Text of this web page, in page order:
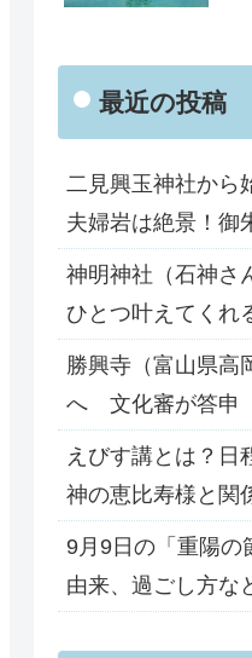
最近の投稿
二見興玉神社から
夫婦岩は絶景！御
神明神社（石神さ
ひとつ叶えてくれ
勝興寺（富山県高
へ 文化審が答申
えびす講とは？日
神の恵比寿様と関
9月9日の「重陽の
由来、過ごし方な